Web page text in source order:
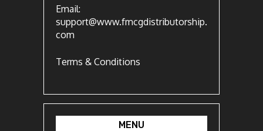
Email:
support@www.fmcgdistributorship.
com
Terms & Conditions
MENU